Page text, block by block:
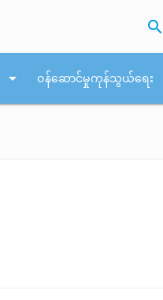
search
arrow_drop_down ဝန်ဆောင်မှုကုန်သွယ်ရေး